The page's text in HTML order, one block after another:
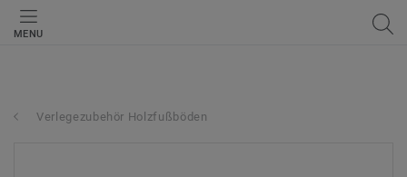
MENU
Verlegezubehör Holzfußböden